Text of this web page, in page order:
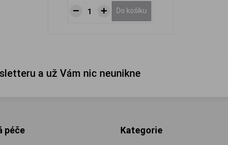
Do košíku
a už Vám nic neunikne
péče Kategorie